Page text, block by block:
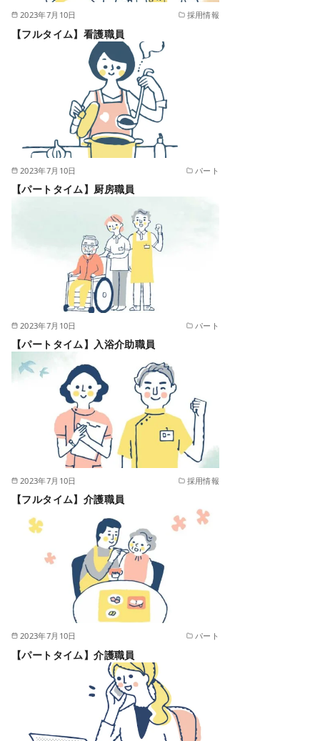
2023年7月10日 採用情報
【フルタイム】看護職員
2023年7月10日 パート
【パートタイム】厨房職員
2023年7月10日 パート
【パートタイム】入浴介助職員
2023年7月10日 採用情報
【フルタイム】介護職員
2023年7月10日 パート
【パートタイム】介護職員